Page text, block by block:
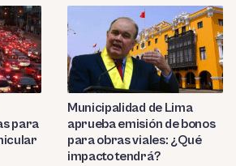
para
Municipalidad de Lima
aprueba emisión de bonos
para obras viales: ¿Qué
impacto tendrá?